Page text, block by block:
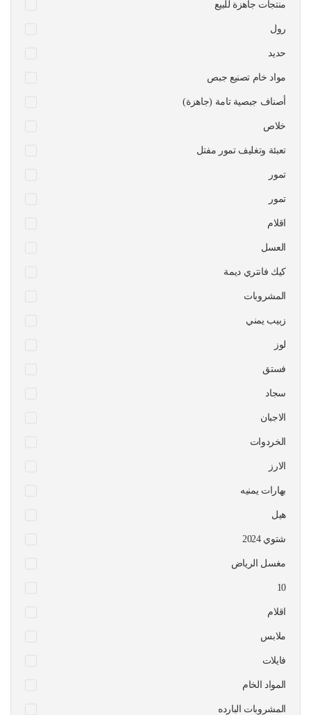
منتجات جاهزة للبيع
رول
حديد
مواد خام تصنيع جبص
أصناف جبصية تامة (جاهزة)
خلاص
تعبئة وتغليف تمور مفتل
تمور
تمور
اقلام
العسل
كيك فانتري ديمة
المشروبات
زبيب يمني
لوز
فستق
سجاد
الاجبان
الخردوات
الارز
بهارات يمنيه
هيل
شتوي 2024
مغسل الرياض
10
اقلام
ملابس
فايلات
المواد الخام
المشروبات البارده